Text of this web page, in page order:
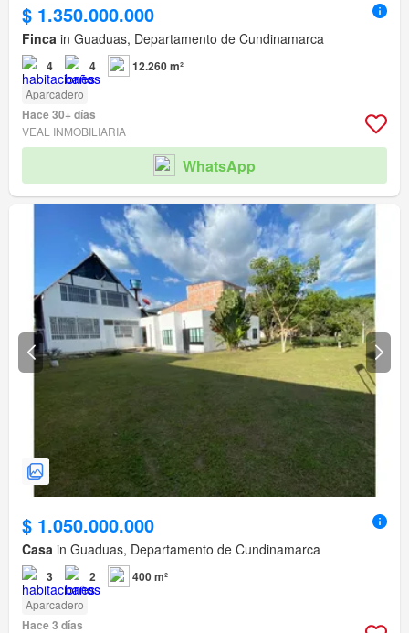
$ 1.350.000.000
Finca in Guaduas, Departamento de Cundinamarca
4 4 12.260 m²
Aparcadero
Hace 30+ días
VEAL INMOBILIARIA
WhatsApp
$ 1.050.000.000
Casa in Guaduas, Departamento de Cundinamarca
3 2 400 m²
Aparcadero
Hace 3 días